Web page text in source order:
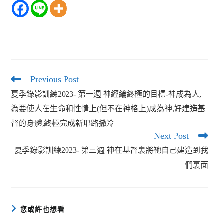
Read
articles
Previous Post
夏季錄影訓練2023- 第一週 神經綸終極的目標-神成為人,
為要使人在生命和性情上(但不在神格上)成為神,好建造基
督的身體,終極完成新耶路撒冷
Next Post
夏季錄影訓練2023- 第三週 神在基督裏將祂自己建造到我
們裏面
您或許也想看